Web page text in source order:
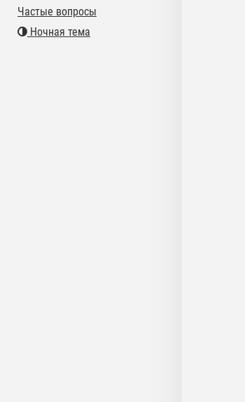
Частые вопросы
Ночная тема